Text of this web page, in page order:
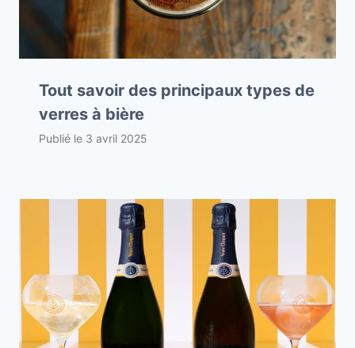
Tout savoir des principaux types de
verres à bière
Publié le 3 avril 2025